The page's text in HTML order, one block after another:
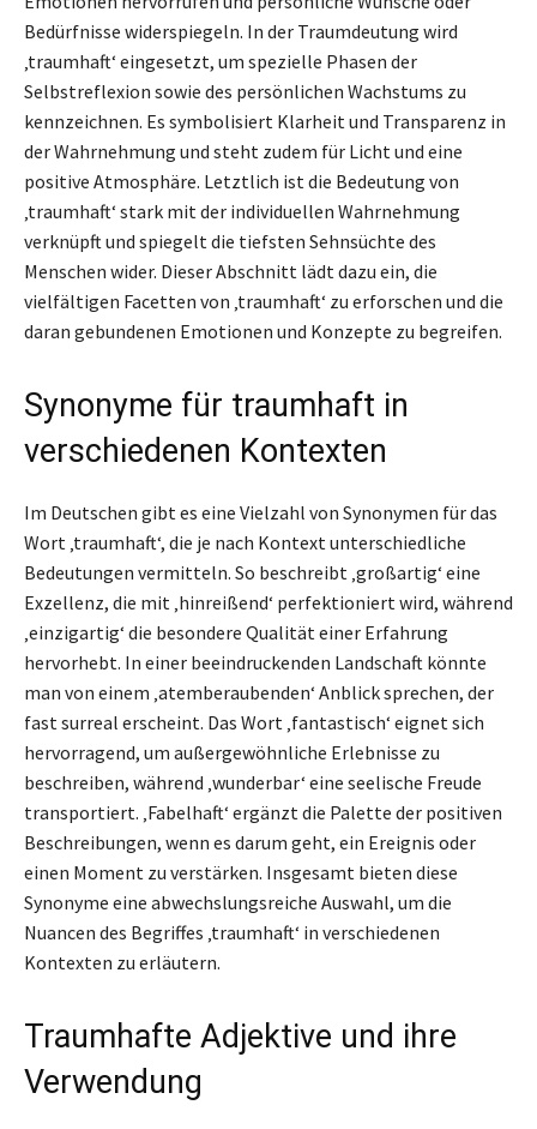
Bedürfnisse widerspiegeln. In der Traumdeutung wird
‚traumhaft‘ eingesetzt, um spezielle Phasen der
Selbstreflexion sowie des persönlichen Wachstums zu
kennzeichnen. Es symbolisiert Klarheit und Transparenz in
der Wahrnehmung und steht zudem für Licht und eine
positive Atmosphäre. Letztlich ist die Bedeutung von
‚traumhaft‘ stark mit der individuellen Wahrnehmung
verknüpft und spiegelt die tiefsten Sehnsüchte des
Menschen wider. Dieser Abschnitt lädt dazu ein, die
vielfältigen Facetten von ‚traumhaft‘ zu erforschen und die
daran gebundenen Emotionen und Konzepte zu begreifen.
Synonyme für traumhaft in
verschiedenen Kontexten
Im Deutschen gibt es eine Vielzahl von Synonymen für das
Wort ‚traumhaft‘, die je nach Kontext unterschiedliche
Bedeutungen vermitteln. So beschreibt ‚großartig‘ eine
Exzellenz, die mit ‚hinreißend‘ perfektioniert wird, während
‚einzigartig‘ die besondere Qualität einer Erfahrung
hervorhebt. In einer beeindruckenden Landschaft könnte
man von einem ‚atemberaubenden‘ Anblick sprechen, der
fast surreal erscheint. Das Wort ‚fantastisch‘ eignet sich
hervorragend, um außergewöhnliche Erlebnisse zu
beschreiben, während ‚wunderbar‘ eine seelische Freude
transportiert. ‚Fabelhaft‘ ergänzt die Palette der positiven
Beschreibungen, wenn es darum geht, ein Ereignis oder
einen Moment zu verstärken. Insgesamt bieten diese
Synonyme eine abwechslungsreiche Auswahl, um die
Nuancen des Begriffes ‚traumhaft‘ in verschiedenen
Kontexten zu erläutern.
Traumhafte Adjektive und ihre
Verwendung